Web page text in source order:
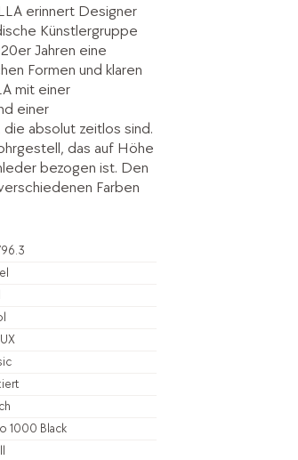
erinnert Designer
Künstlergruppe
Jahren eine
Formen und klaren
mit einer
einer
absolut zeitlos sind.
das auf Höhe
bezogen ist. Den
Farben
1000 Black